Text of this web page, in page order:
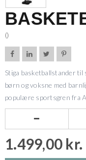
()
   
Stiga basketballstander
børn og voksne med
populære sportsgren fra

1.499,00 kr.